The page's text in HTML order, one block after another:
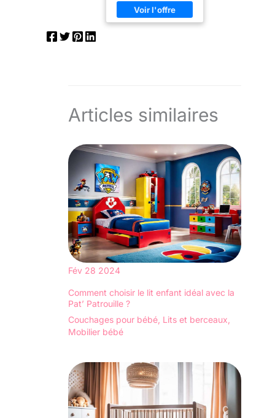
Articles similaires
Fév 28 2024
Comment choisir le lit enfant idéal avec la
Pat’ Patrouille ?
Couchages pour bébé Lits et berceaux
Mobilier bébé